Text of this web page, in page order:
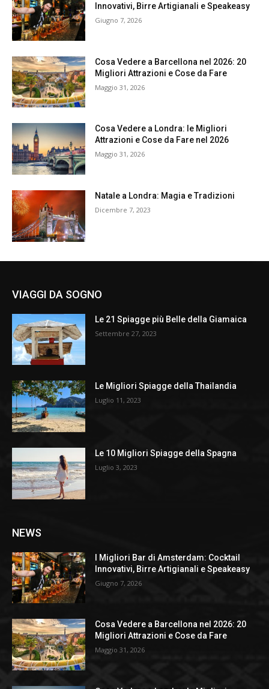
Innovativi, Birre Artigianali e Speakeasy
Giugno 7, 2026
Cosa Vedere a Barcellona nel 2026: 20
Migliori Attrazioni e Cose da Fare
Maggio 31, 2026
Cosa Vedere a Londra: le Migliori
Attrazioni e Cose da Fare nel 2026
Maggio 31, 2026
Natale a Londra: Magia e Tradizioni
Dicembre 7, 2023
VIAGGI DA SOGNO
Le 21 Spiagge più Belle della Giamaica
Settembre 27, 2023
Le Migliori Spiagge della Thailandia
Luglio 11, 2023
Le 10 Migliori Spiagge della Spagna
Luglio 3, 2023
NEWS
I Migliori Bar di Amsterdam: Cocktail
Innovativi, Birre Artigianali e Speakeasy
Giugno 7, 2026
Cosa Vedere a Barcellona nel 2026: 20
Migliori Attrazioni e Cose da Fare
Maggio 31, 2026